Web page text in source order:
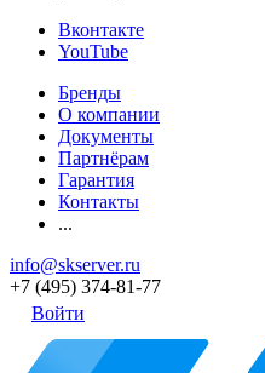
Вконтакте
YouTube
Бренды
О компании
Документы
Партнёрам
Гарантия
Контакты
...
info@skserver.ru
+7 (495) 374-81-77
Войти